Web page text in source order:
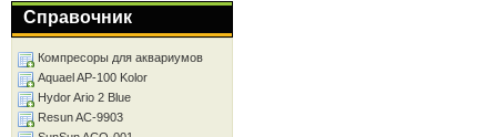
Справочник
Компресоры для аквариумов
Aquael AP-100 Kolor
Hydor Ario 2 Blue
Resun AC-9903